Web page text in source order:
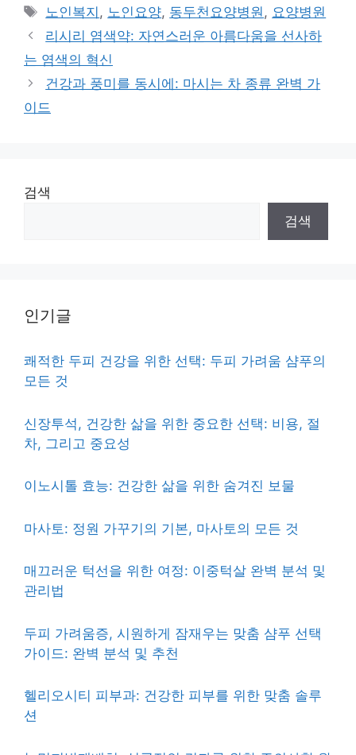
Tags
노인복지 , 노인요양, 동두천요양병원, 요양병원
리시리 염색약: 자연스러운 아름다움을 선사하
는 염색의 혁신
건강과 풍미를 동시에: 마시는 차 종류 완벽 가
이드
검색
검색
인기글
쾌적한 두피 건강을 위한 선택: 두피 가려움 샴푸의
모든 것
신장투석, 건강한 삶을 위한 중요한 선택: 비용, 절
차, 그리고 중요성
이노시톨 효능: 건강한 삶을 위한 숨겨진 보물
마사토: 정원 가꾸기의 기본, 마사토의 모든 것
매끄러운 턱선을 위한 여정: 이중턱살 완벽 분석 및
관리법
두피 가려움증, 시원하게 잠재우는 맞춤 샴푸 선택
가이드: 완벽 분석 및 추천
헬리오시티 피부과: 건강한 피부를 위한 맞춤 솔루
션